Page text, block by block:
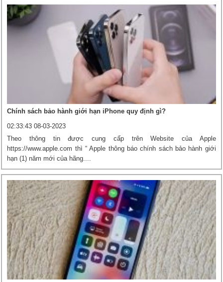
Chính sách bảo hành giới hạn iPhone quy định gì?
02:33:43 08-03-2023
Theo thông tin được cung cấp trên Website của Apple
https://www.apple.com thì “ Apple thông báo chính sách bảo hành giới
hạn (1) năm mới của hãng....